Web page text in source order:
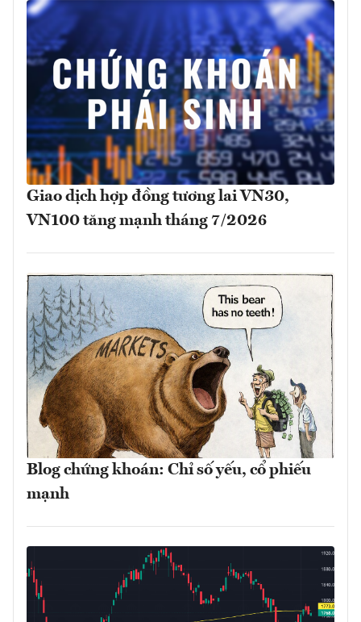
Giao dịch hợp đồng tương lai VN30,
VN100 tăng mạnh tháng 7/2026
Blog chứng khoán: Chỉ số yếu, cổ phiếu
mạnh